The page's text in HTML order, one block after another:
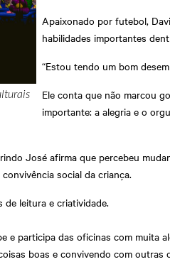
Apaixonado por futebol,
habilidades importantes
“Estou tendo um bom
Ele conta que não marcou
importante: a alegria e o
José afirma que percebeu
social da criança.
leitura e criatividade.
e participa das oficinas com muita
boas e convivendo com outras